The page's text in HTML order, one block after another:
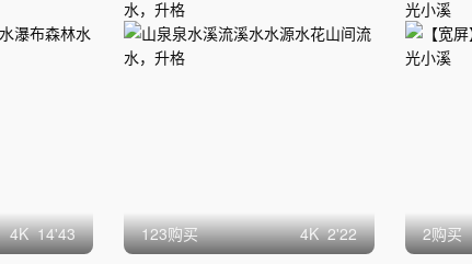
4K 14'43 123购买 4K 2'22 2购买